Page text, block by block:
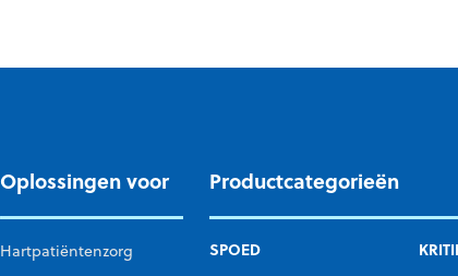
Oplossingen voor
Hartpatiëntenzorg
Productcategorieën
SPOED